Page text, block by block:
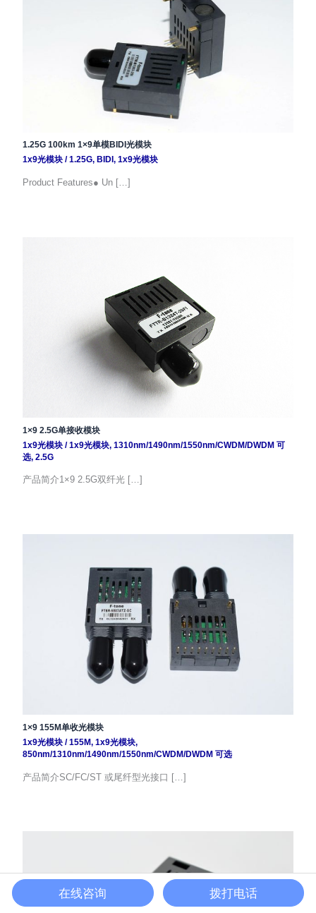
1.25G 100km 1×9单模BIDI光模块
1x9光模块/1.25G, BIDI , 1x9光模块
Product Features● Un […]
1×9 2.5G单接收模块
1x9光模块/1x9光模块, 1310nm/1490nm/1550nm/CWDM/DWDM 可
选, 2.5G
产品简介1×9 2.5G双纤光 […]
1×9 155M单收光模块
1x9光模块/155M, 1x9光模块,
850nm/1310nm/1490nm/1550nm/CWDM/DWDM 可选
产品简介SC/FC/ST 或尾纤型光接口 […]
在线咨询 拨打电话